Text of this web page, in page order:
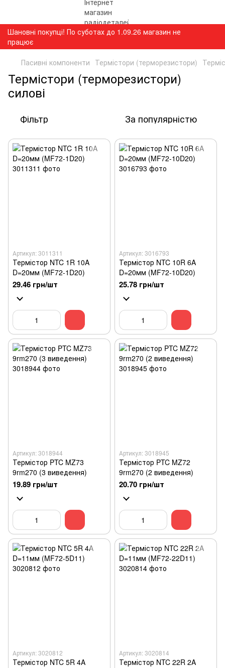
Шановні покупці! По суботах до 1.09.26 магазин не
працює
Пасивні компоненти Термістори (терморезистори)
Термістори (терморезистори)
силові
Фільтр За популярністю
Артикул: 3011311
Термістор NTC 1R 10A
D=20мм (MF72-1D20)
29.46 грн/шт
Артикул: 3016793
Термістор NTC 10R 6A
D=20мм (MF72-10D20)
25.78 грн/шт
Артикул: 3018944
Термістор PTC MZ73
9rm270 (3 виведення)
19.89 грн/шт
Артикул: 3018945
Термістор PTC MZ72
9rm270 (2 виведення)
20.70 грн/шт
Артикул: 3020812
Термістор NTC 5R 4A
Артикул: 3020814
Термістор NTC 22R 2A